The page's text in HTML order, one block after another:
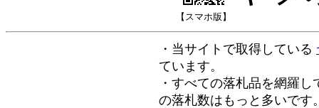
【スマホ版】
・当サイトで取得している
ています。
・すべての落札品を網羅
の落札数はもっと多いです